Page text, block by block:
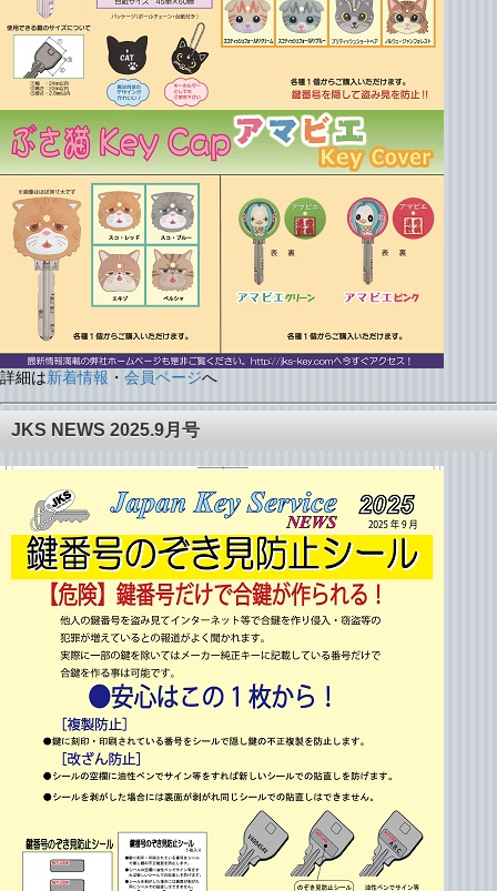
詳細は新着情報 ・ 会員ページへ
JKS NEWS 2025.9月号